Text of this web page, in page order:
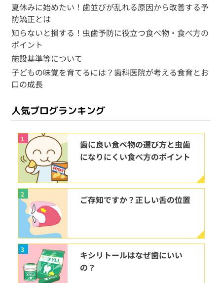
夏休みに始めたい！歯並びが乱れる原因から改善する予
防矯正とは
知らないと損する！虫歯予防に役立つ食べ物・食べ方の
ポイント
施設基準等について
子どもの味覚を育てるには？歯科医院が考える食育とお
口の成長
人気ブログランキング
1
歯に良い食べ物の選び方と虫歯
になりにくい食べ方のポイント
2 ご存知ですか？正しい舌の位置
3
キシリトールはなぜ歯にいい
の？